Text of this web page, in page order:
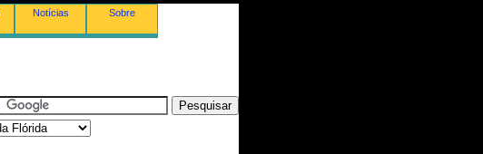
Notícias Sobre